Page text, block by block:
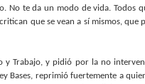
No te da un modo de vida. Todos
que se vean a sí mismos, que
y Trabajo, y pidió por la no
reprimió fuertemente a